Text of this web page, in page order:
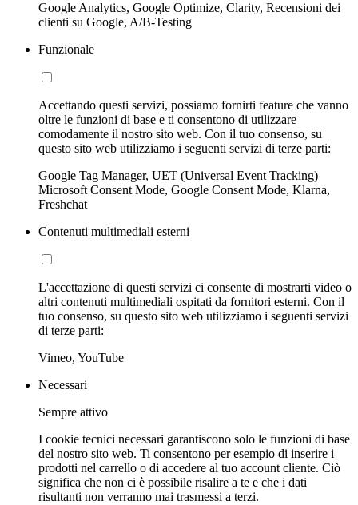
Google Analytics, Google Optimize, Clarity, Recensioni dei
clienti su Google, A/B-Testing
Funzionale
Accettando questi servizi, possiamo fornirti feature che vanno
oltre le funzioni di base e ti consentono di utilizzare
comodamente il nostro sito web. Con il tuo consenso, su
questo sito web utilizziamo i seguenti servizi di terze parti:
Google Tag Manager, UET (Universal Event Tracking)
Microsoft Consent Mode, Google Consent Mode, Klarna,
Freshchat
Contenuti multimediali esterni
L'accettazione di questi servizi ci consente di mostrarti video o
altri contenuti multimediali ospitati da fornitori esterni. Con il
tuo consenso, su questo sito web utilizziamo i seguenti servizi
di terze parti:
Vimeo, YouTube
Necessari
Sempre attivo
I cookie tecnici necessari garantiscono solo le funzioni di base
del nostro sito web. Ti consentono per esempio di inserire i
prodotti nel carrello o di accedere al tuo account cliente. Ciò
significa che non ci è possibile risalire a te e che i dati
risultanti non verranno mai trasmessi a terzi.